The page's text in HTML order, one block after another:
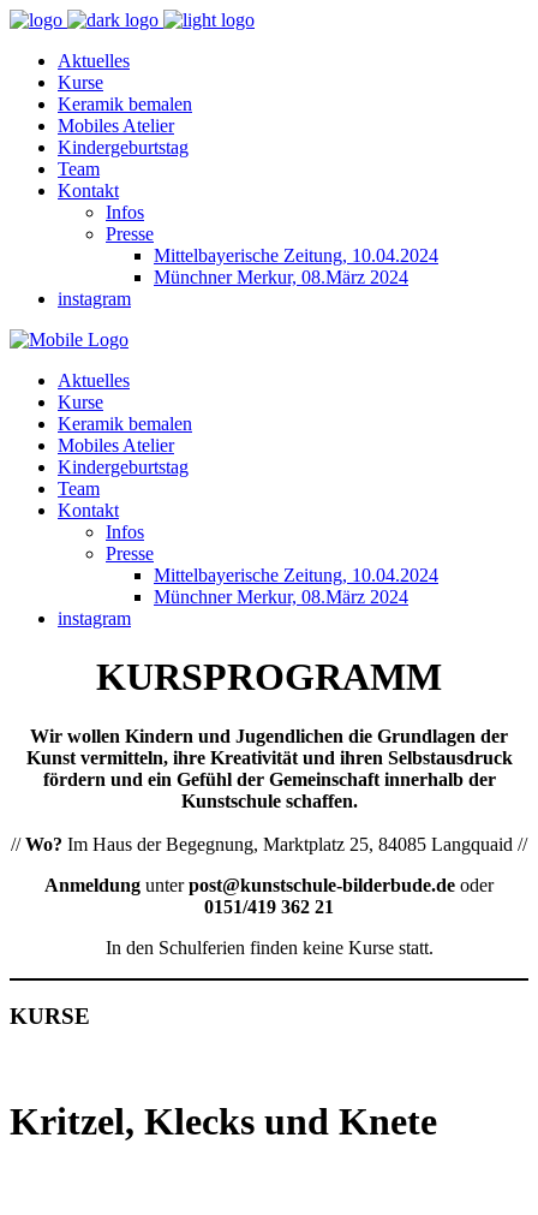
Aktuelles
Kurse
Keramik bemalen
Mobiles Atelier
Kindergeburtstag
Team
Kontakt
Infos
Presse
Mittelbayerische Zeitung, 10.04.2024
Münchner Merkur, 08.März 2024
instagram
Aktuelles
Kurse
Keramik bemalen
Mobiles Atelier
Kindergeburtstag
Team
Kontakt
Infos
Presse
Mittelbayerische Zeitung, 10.04.2024
Münchner Merkur, 08.März 2024
instagram
KURSPROGRAMM
Wir wollen Kindern und Jugendlichen die Grundlagen der
Kunst vermitteln, ihre Kreativität und ihren Selbstausdruck
fördern und ein Gefühl der Gemeinschaft innerhalb der
Kunstschule schaffen.
//Wo? Im Haus der Begegnung, Marktplatz 25, 84085 Langquaid //
Anmeldung unterpost@kunstschule-bilderbude.de oder
0151/419 362 21
In den Schulferien finden keine Kurse statt.
KURSE
Kritzel, Klecks und Knete